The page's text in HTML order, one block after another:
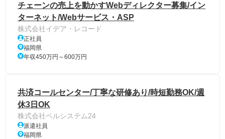
チェーンの売上を動かすWebディレクター募集/イン
ターネット/Webサービス・ASP
株式会社イデア・レコード
正社員
福岡県
年収450万円～600万円
共済コールセンター/丁寧な研修あり/時短勤務OK/週
休3日OK
株式会社ベルシステム24
派遣社員
福岡県